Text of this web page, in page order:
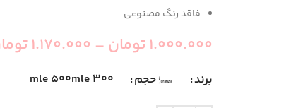
فاقد رنگ مصنوعی
1.000.000تومان –
1.170.000
برند حجم 300 mle
500 mle